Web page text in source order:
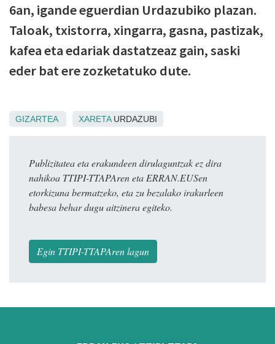
6an, igande eguerdian Urdazubiko plazan.
Taloak, txistorra, xingarra, gasna, pastizak,
kafea eta edariak dastatzeaz gain, saski
eder bat ere zozketatuko dute.
GIZARTEA XARETAURDAZUBI
Publizitatea eta erakundeen dirulaguntzak ez dira
nahikoa TTIPI-TTAPAren eta ERRAN.EUSen
etorkizuna bermatzeko, eta zu bezalako irakurleen
babesa behar dugu aitzinera egiteko.
Egin TTIPI-TTAPAren lagun